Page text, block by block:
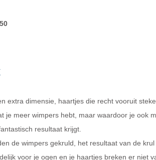
extra dimensie, haartjes die recht vooruit
je meer wimpers hebt, maar waardoor je ook
resultaat krijgt.
de wimpers gekruld, het resultaat van de
voor je ogen en je haartjes breken er niet